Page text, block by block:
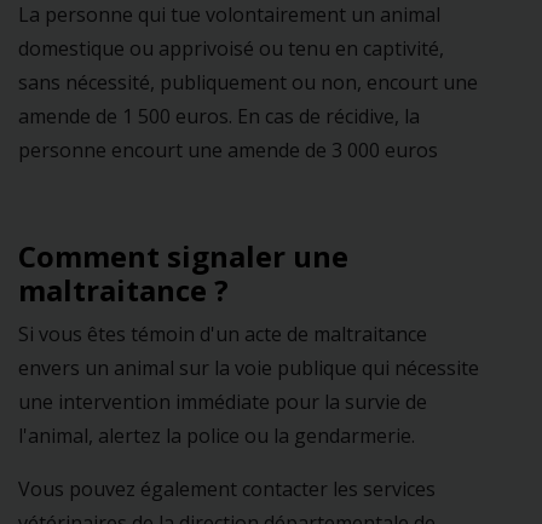
La personne qui tue volontairement un animal
domestique ou apprivoisé ou tenu en captivité,
sans nécessité, publiquement ou non, encourt une
amende de 1 500 euros. En cas de récidive, la
personne encourt une amende de 3 000 euros
Comment signaler une
maltraitance ?
Si vous êtes témoin d'un acte de maltraitance
envers un animal sur la voie publique qui nécessite
une intervention immédiate pour la survie de
l'animal, alertez la police ou la gendarmerie.
Vous pouvez également contacter les services